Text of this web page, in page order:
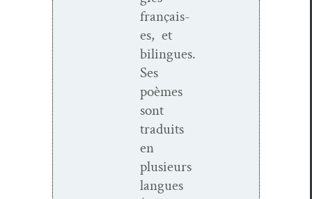
français­
es, et
bilingues.
Ses
poèmes
sont
traduits
en
plusieurs
langues